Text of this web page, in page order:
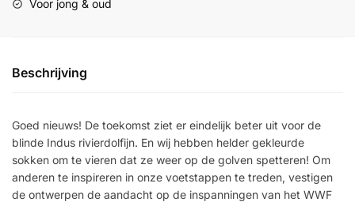
Voor jong & oud
Beschrijving
Goed nieuws! De toekomst ziet er eindelijk beter uit voor de
blinde Indus rivierdolfijn. En wij hebben helder gekleurde
sokken om te vieren dat ze weer op de golven spetteren! Om
anderen te inspireren in onze voetstappen te treden, vestigen
de ontwerpen de aandacht op de inspanningen van het WWF